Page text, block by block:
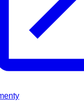
lietadlá/vznášadlá
Oblečenie